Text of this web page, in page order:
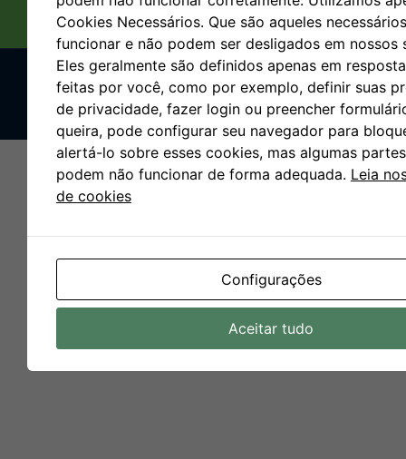
© All rights reserved
Made with
by Agência L2
Cookies Necessários. Que são aqueles
funcionar e não podem ser desligados em nossos
Eles geralmente são definidos apenas em
feitas por você, como por exemplo, definir suas
de privacidade, fazer login ou preencher
queira, pode configurar seu navegador para
alertá-lo sobre esses cookies, mas algumas
podem não funcionar de forma adequada. Leia
de cookies
Configurações
Aceitar tudo